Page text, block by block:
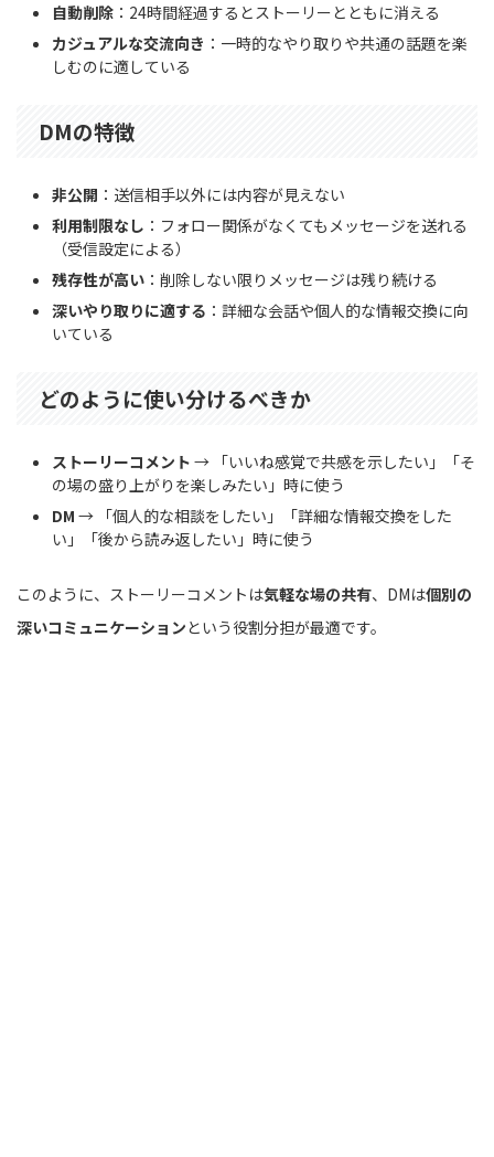
自動削除 ：24時間経過するとストーリーとともに消える
カジュアルな交流向き ：一時的なやり取りや共通の話題を楽
しむのに適している
DMの特徴
非公開 ：送信相手以外には内容が見えない
利用制限なし ：フォロー関係がなくてもメッセージを送れる
（受信設定による）
残存性が高い ：削除しない限りメッセージは残り続ける
深いやり取りに適する ：詳細な会話や個人的な情報交換に向
いている
どのように使い分けるべきか
ストーリーコメント → 「いいね感覚で共感を示したい」「そ
の場の盛り上がりを楽しみたい」時に使う
DM → 「個人的な相談をしたい」「詳細な情報交換をした
い」「後から読み返したい」時に使う
このように、ストーリーコメントは気軽な場の共有、DMは個別の
深いコミュニケーションという役割分担が最適です。